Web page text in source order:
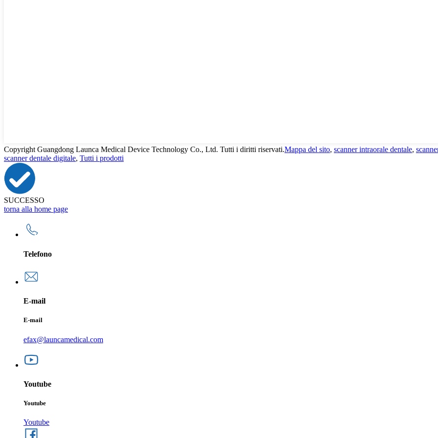
Copyright Guangdong Launca Medical Device Technology Co., Ltd. Tutti i diritti riservati.Mappa del sito, scanner intraorale dentale,
scanner dentale digitale, Tutti i prodotti
SUCCESSO
torna alla home page
Telefono
E-mail
E-mail
efax@launcamedical.com
Youtube
Youtube
Youtube